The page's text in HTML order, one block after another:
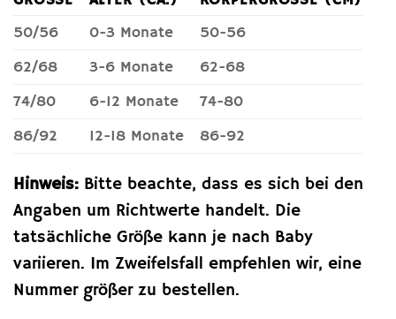
50/56
0-3 Monate
50-56
62/68
3-6 Monate
62-68
74/80
6-12 Monate
74-80
86/92
12-18 Monate 86-92
Hinweis: Bitte beachte, dass es sich bei den
Angaben um Richtwerte handelt. Die
tatsächliche Größe kann je nach Baby
variieren. Im Zweifelsfall empfehlen wir, eine
Nummer größer zu bestellen.